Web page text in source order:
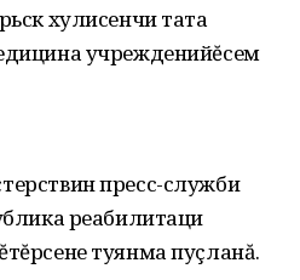
хулисенчи тата
учрежденийĕсем
пресс-служби
реабилитаци
туянма пуçланă.